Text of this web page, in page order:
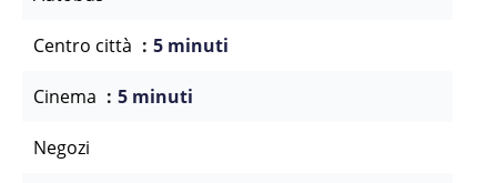
Centro città 5 minuti
Cinema 5 minuti
Negozi